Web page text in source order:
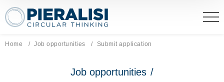
Pieralisi Maip Spa
Home Job opportunities Current page:
Submit application
Job opportunities /